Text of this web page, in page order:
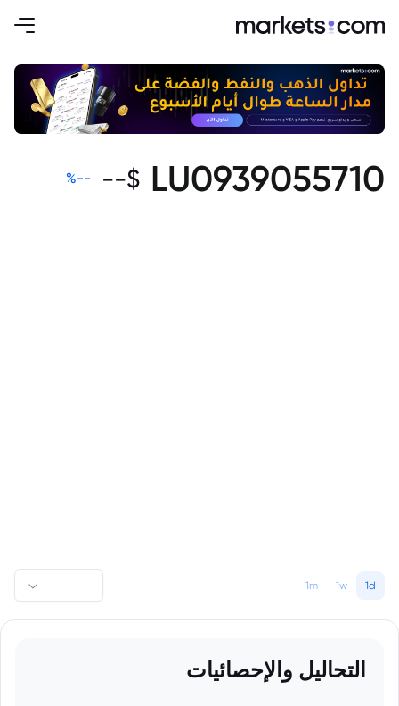
LU0939055710
$
--
--
%
1d
1w
1m
التحاليل والإحصائيات